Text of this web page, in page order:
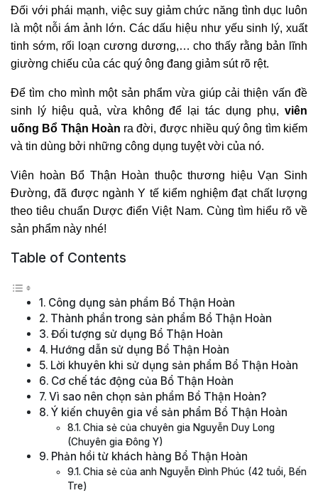
Đối với phái mạnh, việc suy giảm chức năng tình dục luôn
là một nỗi ám ảnh lớn. Các dấu hiệu như yếu sinh lý, xuất
tinh sớm, rối loạn cương dương,… cho thấy rằng bản lĩnh
giường chiếu của các quý ông đang giảm sút rõ rệt.
Để tìm cho mình một sản phẩm vừa giúp cải thiện vấn đề
sinh lý hiệu quả, vừa không để lại tác dụng phụ, viên
uống Bổ Thận Hoàn ra đời, được nhiều quý ông tìm kiếm
và tin dùng bởi những công dụng tuyệt vời của nó.
Viên hoàn Bổ Thận Hoàn thuộc thương hiệu Vạn Sinh
Đường, đã được ngành Y tế kiểm nghiệm đạt chất lượng
theo tiêu chuẩn Dược điển Việt Nam. Cùng tìm hiểu rõ về
sản phẩm này nhé!
Table of Contents
Công dụng sản phẩm Bổ Thận Hoàn
Thành phần trong sản phẩm Bổ Thận Hoàn
Đối tượng sử dụng Bổ Thận Hoàn
Hướng dẫn sử dụng Bổ Thận Hoàn
Lời khuyên khi sử dụng sản phẩm Bổ Thận Hoàn
Cơ chế tác động của Bổ Thận Hoàn
Vì sao nên chọn sản phẩm Bổ Thận Hoàn?
Ý kiến chuyên gia về sản phẩm Bổ Thận Hoàn
Chia sẻ của chuyên gia Nguyễn Duy Long
(Chuyên gia Đông Y)
Phản hồi từ khách hàng Bổ Thận Hoàn
Chia sẻ của anh Nguyễn Đình Phúc (42 tuổi, Bến
Tre)